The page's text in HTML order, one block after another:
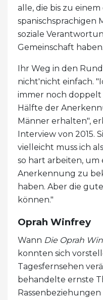
alle, die bis zu
spanischsprachigen
soziale
Gemeinschaft
Ihr Weg in den
nicht'nicht einfach.
immer noch doppelt
Hälfte der
Männer erhalten",
Interview von 2015.
vielleicht muss ich
so hart arbeiten,
Anerkennung zu
haben. Aber die
können."
Oprah Winfrey
Wann Die Oprah
konnten sich
Tagesfernsehen
behandelte ernste